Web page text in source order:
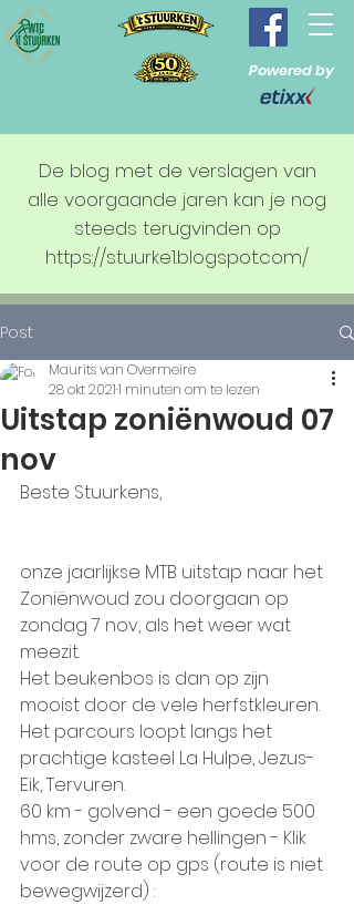
Powered by
De blog met de verslagen van
alle voorgaande jaren kan je nog
steeds terugvinden op
https://stuurke1.blogspot.com/
Post
Uitstap zoniënwoud 07
nov
Maurits van Overmeire
28 okt 20211 minuten om te lezen
Beste Stuurkens,
onze jaarlijkse MTB uitstap naar het
Zoniënwoud zou doorgaan op
zondag 7 nov, als het weer wat
meezit.
Het beukenbos is dan op zijn
mooist door de vele herfstkleuren.
Het parcours loopt langs het
prachtige kasteel La Hulpe, Jezus-
Eik, Tervuren.
60 km - golvend - een goede 500
hms, zonder zware hellingen - Klik
voor de route op gps (route is niet
bewegwijzerd) :